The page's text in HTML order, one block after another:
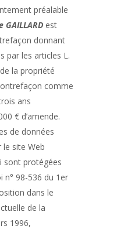
préalable
GAILLARD est
donnant
par les articles L.
la propriété
comme
ans
€ d’amende.
de données
site Web
sont protégées
n° 98-536 du 1er
dans le
de la
1996,